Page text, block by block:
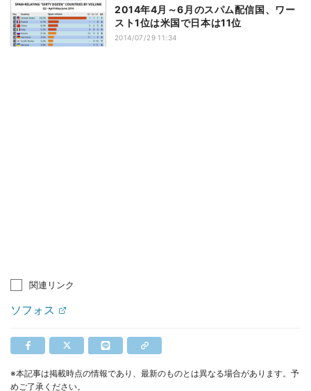
2014年4月～6月のスパム配信国、ワー
スト1位は米国で日本は11位
2014/07/29 11:34
関連リンク
ソフォス
※本記事は掲載時点の情報であり、最新のものとは異なる場合があります。予
めご了承ください。